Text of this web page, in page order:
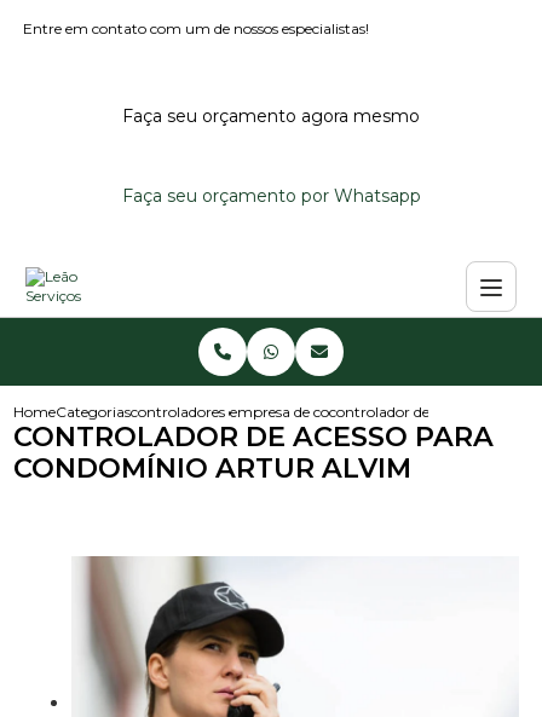
Entre em contato com um de nossos especialistas!
Faça seu orçamento agora mesmo
Faça seu orçamento por Whatsapp
HomeCategoriascontroladores de acessoempresa de controlador de acesso
controlador de acesso para
CONTROLADOR DE ACESSO PARA
CONDOMÍNIO ARTUR ALVIM